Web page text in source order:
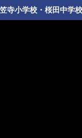
寺小学校・桜田中学校